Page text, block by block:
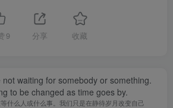
9 分享 收藏
waiting for somebody or something.
to be changed as time goes by.
什么人或什么事。我们只是在静待岁月改变自己